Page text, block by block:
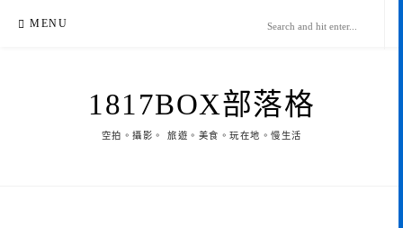
MENU
1817BOX部落格
空拍。攝影。 旅遊。美食。玩在地。慢生活